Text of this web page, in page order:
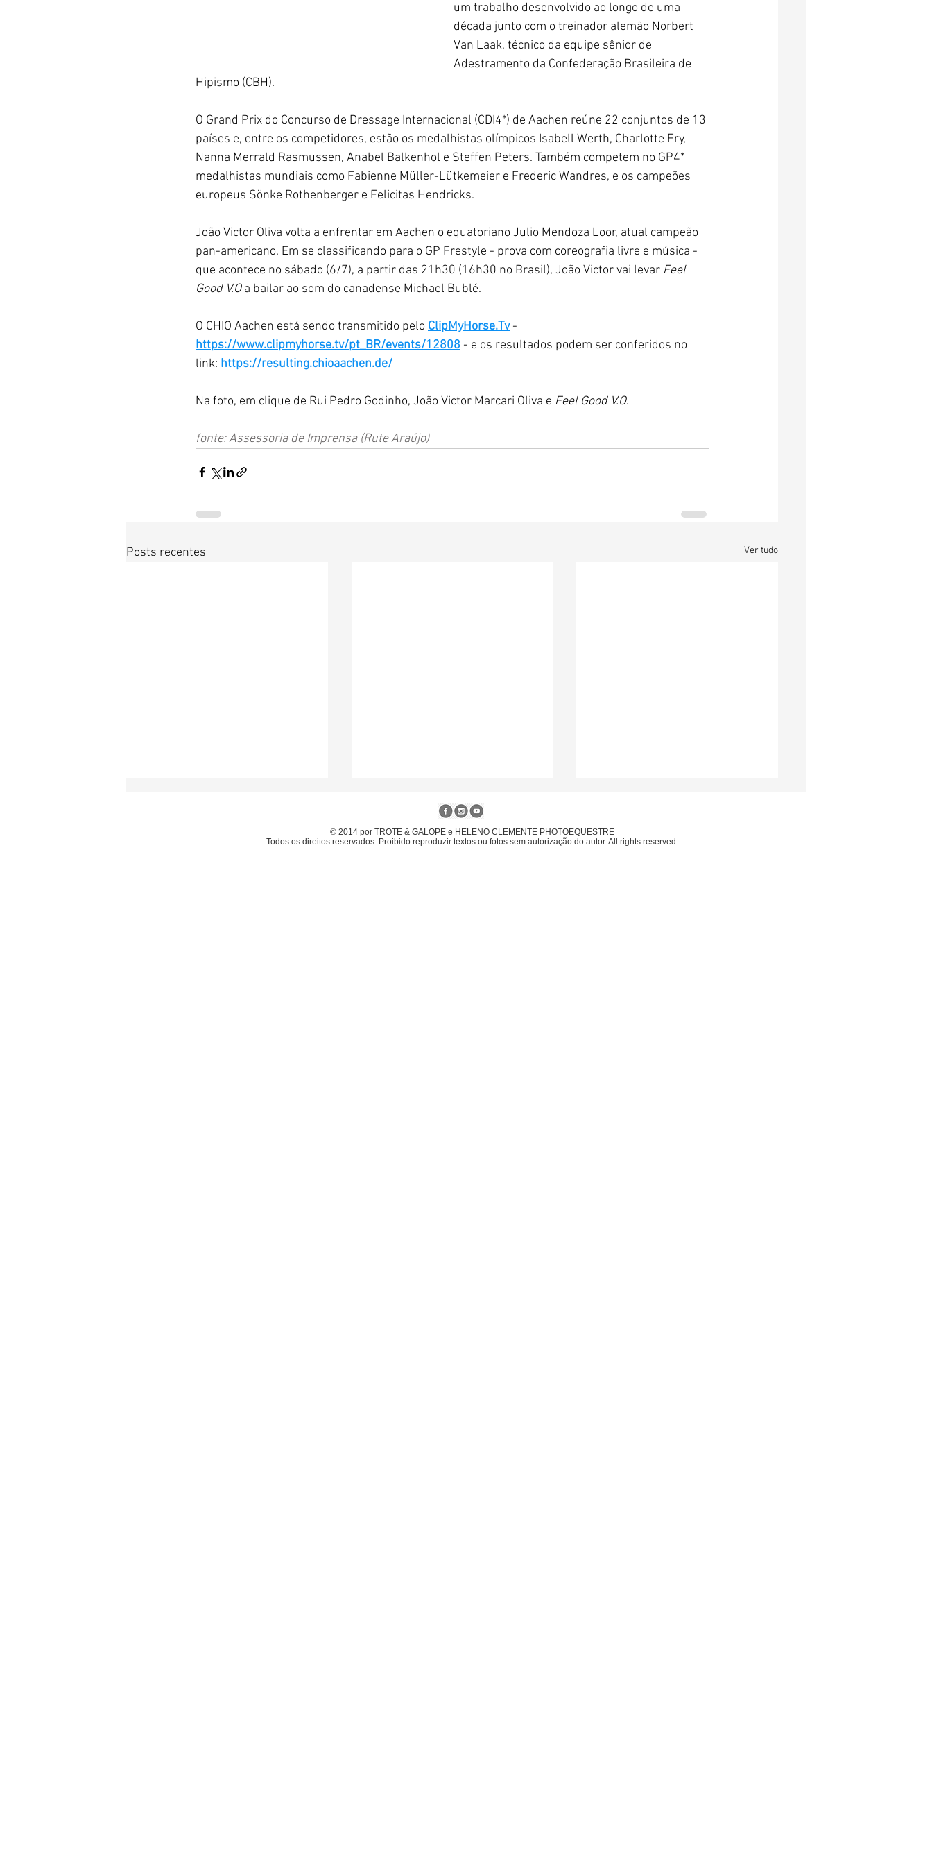
um trabalho desenvolvido ao longo de uma
década junto com o treinador alemão Norbert
Van Laak, técnico da equipe sênior de
Adestramento da Confederação Brasileira de
Hipismo (CBH).
O Grand Prix do Concurso de Dressage Internacional (CDI4*) de Aachen reúne 22 conjuntos de 13
países e, entre os competidores, estão os medalhistas olímpicos Isabell Werth, Charlotte Fry,
Nanna Merrald Rasmussen, Anabel Balkenhol e Steffen Peters. Também competem no GP4*
medalhistas mundiais como Fabienne Müller-Lütkemeier e Frederic Wandres, e os campeões
europeus Sönke Rothenberger e Felicitas Hendricks.
João Victor Oliva volta a enfrentar em Aachen o equatoriano Julio Mendoza Loor, atual campeão
pan-americano. Em se classificando para o GP Frestyle - prova com coreografia livre e música -
que acontece no sábado (6/7), a partir das 21h30 (16h30 no Brasil), João Victor vai levar Feel
Good V.O a bailar ao som do canadense Michael Bublé.
O CHIO Aachen está sendo transmitido pelo ClipMyHorse.Tv -
https://www.clipmyhorse.tv/pt_BR/events/12808 - e os resultados podem ser conferidos no
link: https://resulting.chioaachen.de/
Na foto, em clique de Rui Pedro Godinho, João Victor Marcari Oliva e Feel Good V.O.
fonte: Assessoria de Imprensa (Rute Araújo)
Posts recentes Ver tudo
© 2014 por TROTE & GALOPE e HELENO CLEMENTE PHOTOEQUESTRE
Todos os direitos reservados. Proibido reproduzir textos ou fotos sem autorização do autor. All rights reserved.